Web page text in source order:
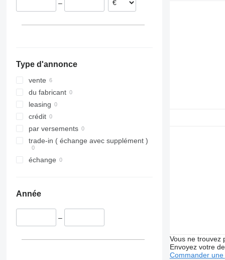
–
Type d'annonce
vente
du fabricant
leasing
crédit
par versements
trade-in ( échange avec supplément )
échange
Année
–
Vous ne trouvez
Envoyez votre
Commander